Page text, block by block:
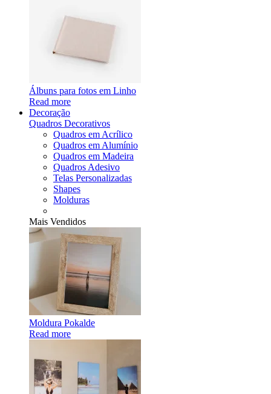
Álbuns para fotos em Linho
Read more
Decoração
Quadros Decorativos
Quadros em Acrílico
Quadros em Alumínio
Quadros em Madeira
Quadros Adesivo
Telas Personalizadas
Shapes
Molduras
Mais Vendidos
Moldura Pokalde
Read more